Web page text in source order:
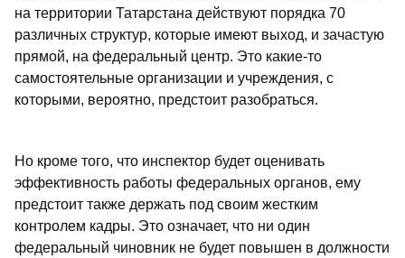
на территории Татарстана действуют порядка 70
различных структур, которые имеют выход, и зачастую
прямой, на федеральный центр. Это какие-то
самостоятельные организации и учреждения, с
которыми, вероятно, предстоит разобраться.
Но кроме того, что инспектор будет оценивать
эффективность работы федеральных органов, ему
предстоит также держать под своим жестким
контролем кадры. Это означает, что ни один
федеральный чиновник не будет повышен в должности